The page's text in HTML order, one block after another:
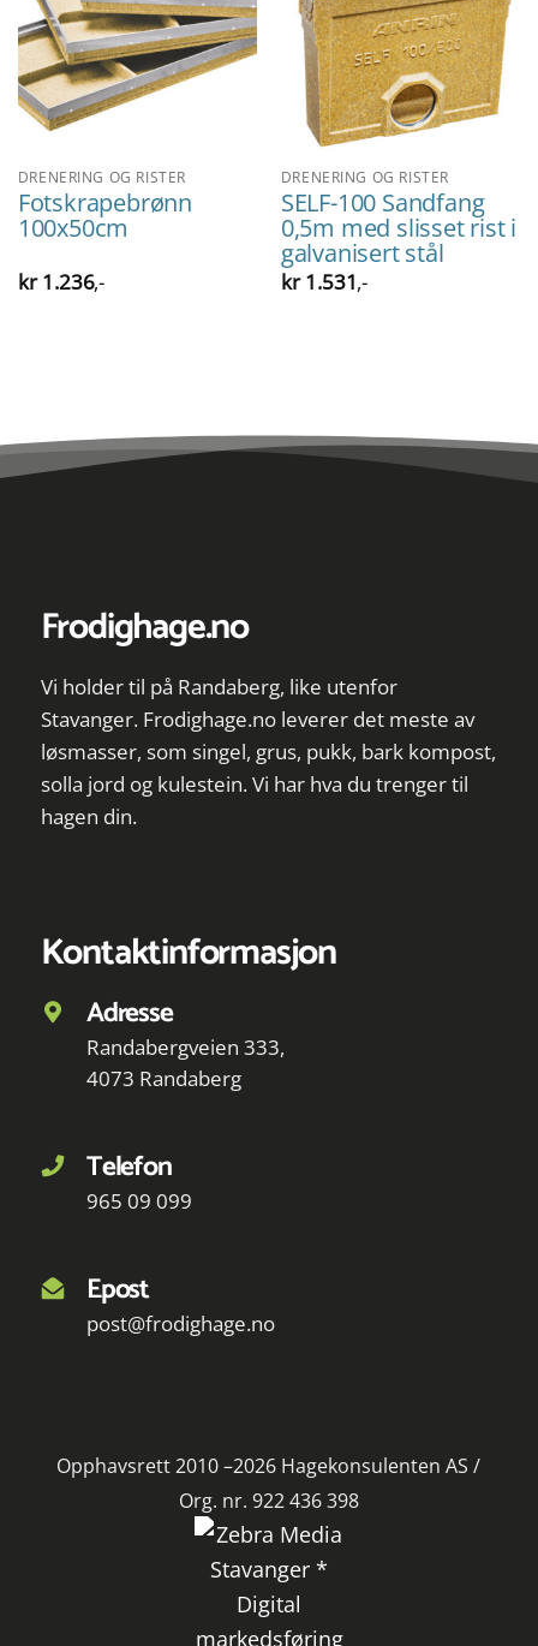
DRENERING OG RISTER
Fotskrapebrønn
100x50cm
kr1.236,-
DRENERING OG RISTER
SELF-100 Sandfang
0,5m med slisset rist i
galvanisert stål
kr1.531,-
Frodighage.no
Vi holder til på Randaberg, like utenfor
Stavanger. Frodighage.no leverer det meste av
løsmasser, som singel, grus, pukk, bark kompost,
solla jord og kulestein. Vi har hva du trenger til
hagen din.
Kontaktinformasjon
Adresse
Randabergveien 333,
4073 Randaberg
Telefon
965 09 099
Epost
post@frodighage.no
Opphavsrett 2010 –2026 Hagekonsulenten AS /
Org. nr. 922 436 398